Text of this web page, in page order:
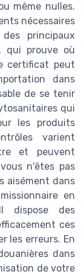
même nulles.
nécessaires
principaux
qui prouve où
certificat peut
dans
de se tenir
qui
les produits
varient
et peuvent
n'êtes pas
aisément dans
en
dispose des
ces
les erreurs. En
dans
de votre